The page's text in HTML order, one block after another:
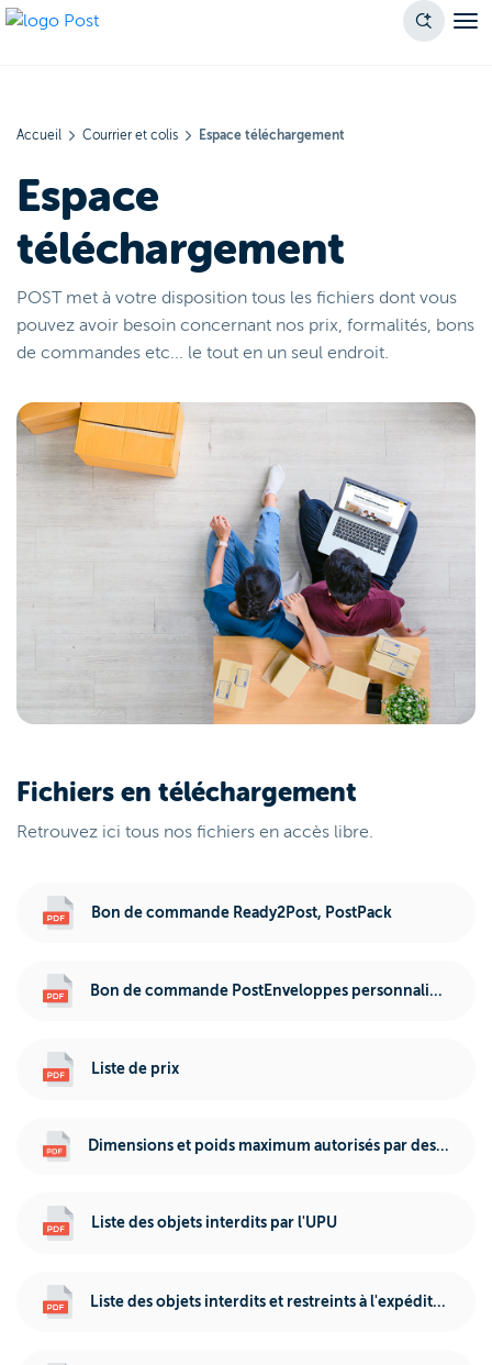
Accueil Courrier et colis Espace téléchargement
Espace
téléchargement
POST met à votre disposition tous les fichiers dont vous
pouvez avoir besoin concernant nos prix, formalités, bons
de commandes etc... le tout en un seul endroit.
Fichiers en téléchargement
Retrouvez ici tous nos fichiers en accès libre.
Bon de commande Ready2Post, PostPack
Bon de commande PostEnveloppes personnalisées
Liste de prix
Dimensions et poids maximum autorisés par destination
Liste des objets interdits par l'UPU
Liste des objets interdits et restreints à l'expédition